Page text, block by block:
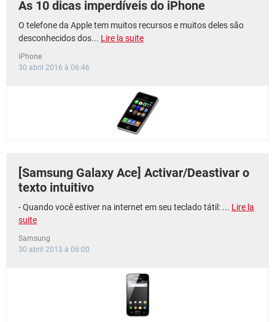
As 10 dicas imperdíveis do iPhone
O telefone da Apple tem muitos recursos e muitos deles são
desconhecidos dos... Lire la suite
iPhone
30 abril 2016 à 06:46
[Samsung Galaxy Ace] Activar/Deastivar o
texto intuitivo
- Quando você estiver na internet em seu teclado tátil: ... Lire la
suite
Samsung
30 abril 2013 à 06:00